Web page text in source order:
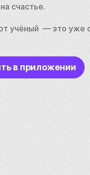
счастье.
учёный  — это уже
в приложении